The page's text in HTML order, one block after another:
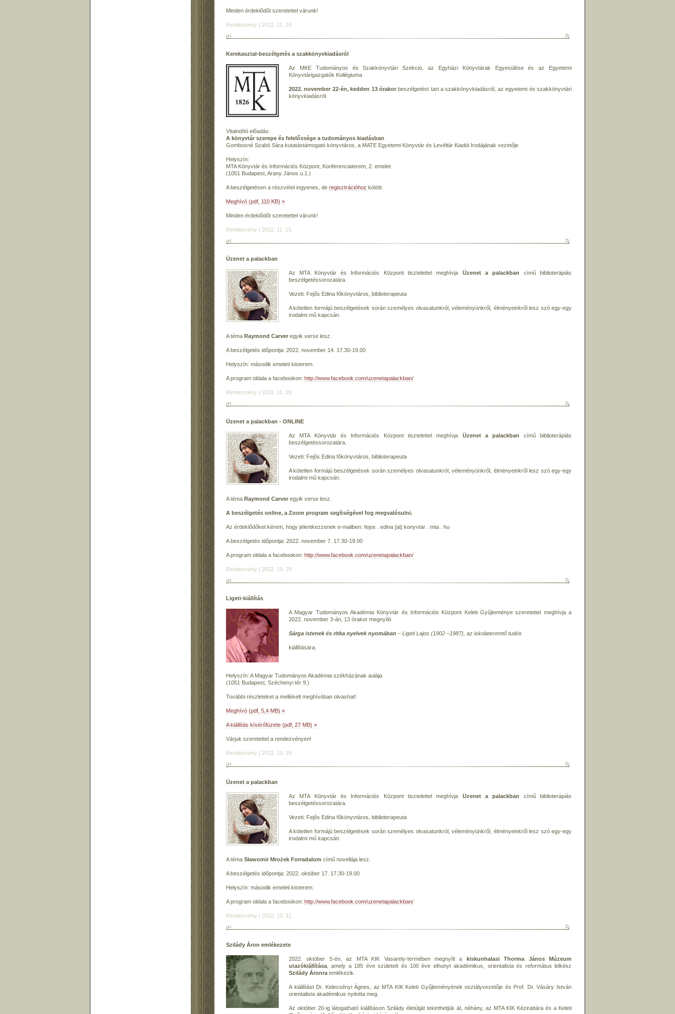
Minden érdeklődőt szeretettel várunk!
Rendezvény | 2022. 11. 24.
Kerekasztal-beszélgetés a szakkönyvkiadásról
Az MKE Tudományos és Szakkönyvtári Szekció, az Egyházi Könyvtárak Egyesülése és az Egyetemi
Könyvtárigazgatók Kollégiuma
2022. november 22-én, kedden 13 órakorbeszélgetést tart a szakkönyvkiadásról, az egyetemi és szakkönyvtári
könyvkiadásról.
Vitaindító előadás:
A könyvtár szerepe és felelőssége a tudományos kiadásban
Gombosné Szabó Sára kutatástámogató könyvtáros, a MATE Egyetemi Könyvtár és Levéltár Kiadói Irodájának vezetője
Helyszín:
MTA Könyvtár és Információs Központ, Konferenciaterem, 2. emelet
(1051 Budapest, Arany János u.1.)
A beszélgetésen a részvétel ingyenes, de regisztrációhoz kötött.
Meghívó (pdf, 110 KB) »
Minden érdeklődőt szeretettel várunk!
Rendezvény | 2022. 11. 15.
Üzenet a palackban
Az MTA Könyvtár és Információs Központ tisztelettel meghívja Üzenet a palackban
című biblioterápiás
beszélgetéssorozatára.
Vezeti: Fejős Edina főkönyvtáros, biblioterapeuta
A kötetlen formájú beszélgetések során személyes olvasatunkról, véleményünkről, élményeinkről lesz szó egy-egy
irodalmi mű kapcsán.
A téma Raymond Carver egyik verse lesz.
A beszélgetés időpontja: 2022. november 14. 17.30-19.00
Helyszín: második emeleti kisterem.
A program oldala a facebookon: http://www.facebook.com/uzenetapalackban/
Rendezvény | 2022. 11. 09.
Üzenet a palackban - ONLINE
Az MTA Könyvtár és Információs Központ tisztelettel meghívja Üzenet a palackban
című biblioterápiás
beszélgetéssorozatára.
Vezeti: Fejős Edina főkönyvtáros, biblioterapeuta
A kötetlen formájú beszélgetések során személyes olvasatunkról, véleményünkről, élményeinkről lesz szó egy-egy
irodalmi mű kapcsán.
A téma Raymond Carver egyik verse lesz.
A beszélgetés online, a Zoom program segítségével fog megvalósulni.
Az érdeklődőket kérem, hogy jelentkezzenek e-mailben: fejos . edina [at] konyvtar . mta . hu
A beszélgetés időpontja: 2022. november 7. 17.30-19.00
A program oldala a facebookon: http://www.facebook.com/uzenetapalackban/
Rendezvény | 2022. 10. 28.
Ligeti-kiállítás
A Magyar Tudományos Akadémia Könyvtár és Információs Központ Keleti Gyűjteménye szeretettel meghívja a
2022. november 3-án, 13 órakor megnyíló
Sárga istenek és ritka nyelvek nyomában – Ligeti Lajos (1902 –1987), az iskolateremtő tudós
kiállítására.
Helyszín: A Magyar Tudományos Akadémia székházának aulája
(1051 Budapest, Széchenyi tér 9.)
További részleteket a mellékelt meghívóban olvashat!
Meghívó (pdf, 5,4 MB) »
A kiállítás kísérőfüzete (pdf, 27 MB) »
Várjuk szeretettel a rendezvényen!
Rendezvény | 2022. 10. 25.
Üzenet a palackban
Az MTA Könyvtár és Információs Központ tisztelettel meghívja Üzenet a palackban
című biblioterápiás
beszélgetéssorozatára.
Vezeti: Fejős Edina főkönyvtáros, biblioterapeuta
A kötetlen formájú beszélgetések során személyes olvasatunkról, véleményünkről, élményeinkről lesz szó egy-egy
irodalmi mű kapcsán.
A téma Sławomir Mrożek Forradalom című novellája lesz.
A beszélgetés időpontja: 2022. október 17. 17.30-19.00
Helyszín: második emeleti kisterem.
A program oldala a facebookon: http://www.facebook.com/uzenetapalackban/
Rendezvény | 2022. 10. 11.
Szilády Áron emlékezete
2022. október 5-én, az MTA KIK Vasarely-termében megnyílt a kiskunhalasi Thorma János Múzeum
utazókiállítása , amely a 185 éve született és 100 éve elhunyt akadémikus, orientalista és református lelkész
Szilády Áronra emlékezik.
A kiállítást Dr. Kelecsényi Ágnes, az MTA KIK Keleti Gyűjteményének osztályvezetője és Prof. Dr. Vásáry István
orientalista akadémikus nyitotta meg.
Az október 20-ig látogatható kiállításon Szilády életútját tekinthetjük át, néhány, az MTA KIK Kézirattára és a Keleti